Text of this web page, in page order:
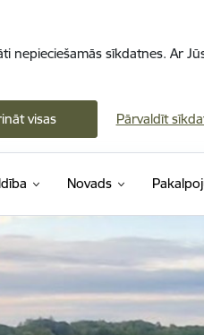
nepieciešamās sīkdatnes. Ar
visas Pārvaldīt
Novads